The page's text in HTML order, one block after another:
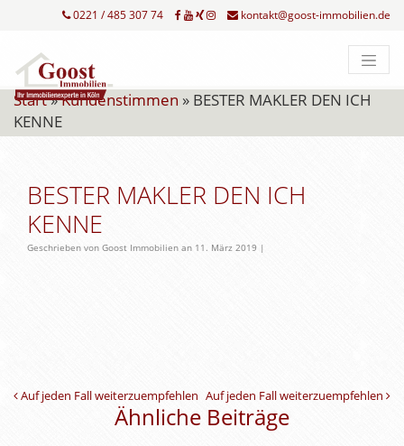
0221 / 485 307 74 kontakt@goost-immobilien.de
Start»Kundenstimmen » BESTER MAKLER DEN ICH
KENNE
BESTER MAKLER DEN ICH
KENNE
Geschrieben von Goost Immobilien an 11. März 2019 |
Beitrags-Navigation
Auf jeden Fall weiterzuempfehlen Auf jeden Fall weiterzuempfehlen
Ähnliche Beiträge